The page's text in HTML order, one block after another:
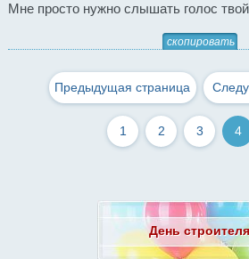
Мне просто нужно слышать голос
скопировать
Предыдущая страница
1 2 3 4
День строителя